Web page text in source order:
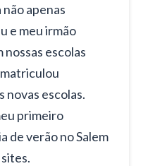
apenas
e meu irmão
nossas escolas
novas escolas.
primeiro
de verão no Salem